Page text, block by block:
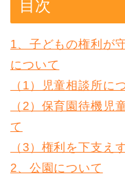
目次
1、子どもの権利が
について
（1）児童相談所に
（2）保育園待機児
て
（3）権利を下支え
2、公園について